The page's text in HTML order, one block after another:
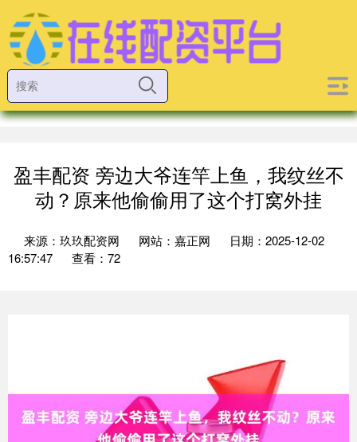
盈丰配资 旁边大爷连竿上鱼，我纹丝不
动？原来他偷偷用了这个打窝外挂
来源：玖玖配资网 网站：嘉正网
日期：2025-12-02
16:57:47
查看：72